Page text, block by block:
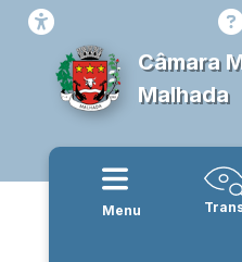
Câmara
Malhada
Menu